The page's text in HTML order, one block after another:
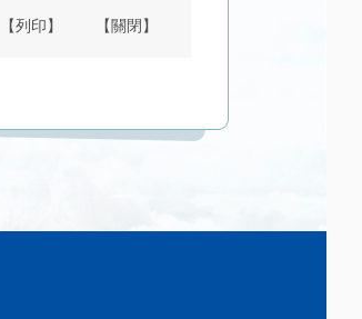
【列印】 【關閉】